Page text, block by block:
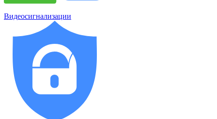
Видеосигнализации